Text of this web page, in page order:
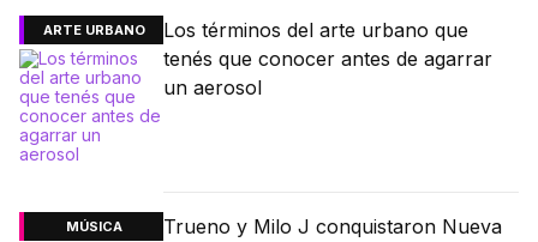
ARTE URBANO
Los términos del arte urbano que
tenés que conocer antes de agarrar
un aerosol
MÚSICA
Trueno y Milo J conquistaron Nueva